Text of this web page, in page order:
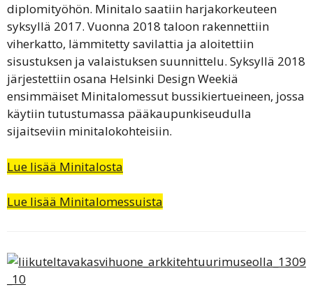
diplomityöhön. Minitalo saatiin harjakorkeuteen
syksyllä 2017. Vuonna 2018 taloon rakennettiin
viherkatto, lämmitetty savilattia ja aloitettiin
sisustuksen ja valaistuksen suunnittelu. Syksyllä 2018
järjestettiin osana Helsinki Design Weekiä
ensimmäiset Minitalomessut bussikiertueineen, jossa
käytiin tutustumassa pääkaupunkiseudulla
sijaitseviin minitalokohteisiin.
Lue lisää Minitalosta
Lue lisää Minitalomessuista